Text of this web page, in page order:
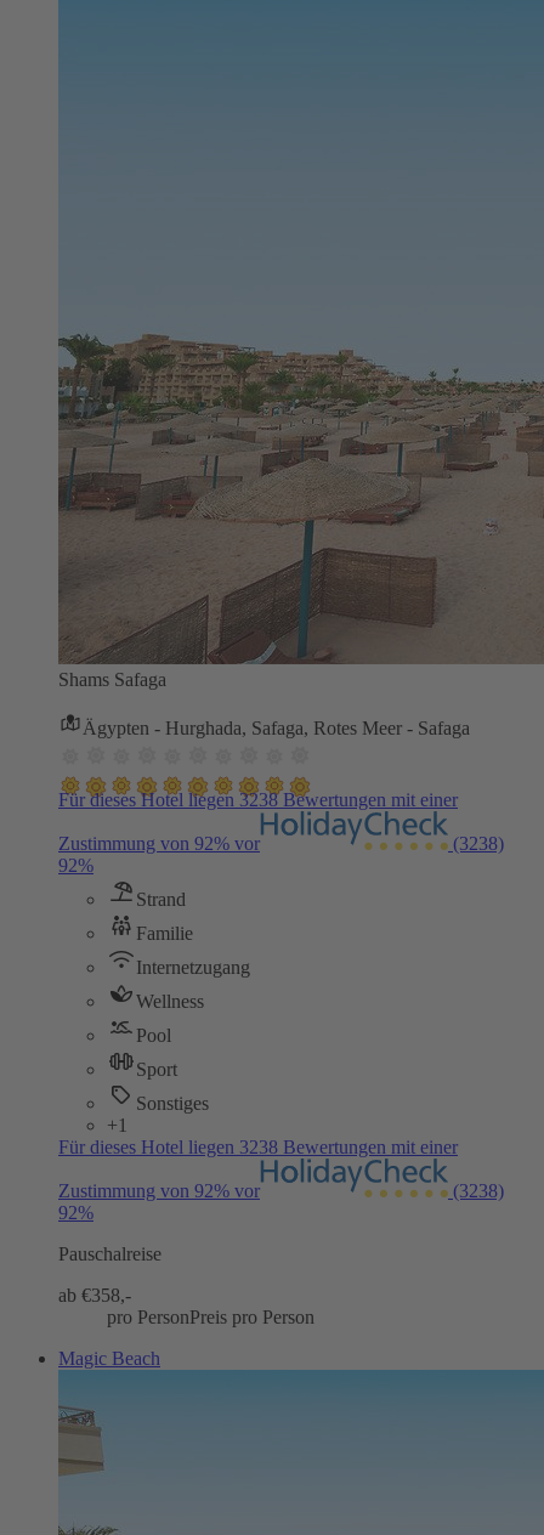
Shams Safaga
Ägypten - Hurghada, Safaga, Rotes Meer - Safaga
Für dieses Hotel liegen 3238 Bewertungen mit einer
Zustimmung von 92% vor
(3238)
92%
Strand
Familie
Internetzugang
Wellness
Pool
Sport
Sonstiges
+1
Für dieses Hotel liegen 3238 Bewertungen mit einer
Zustimmung von 92% vor
(3238)
92%
Pauschalreise
ab €358,-
pro PersonPreis pro Person
Magic Beach